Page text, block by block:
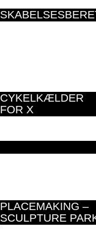
CYKELKÆLDER
FOR X
PLACEMAKING –
SCULPTURE